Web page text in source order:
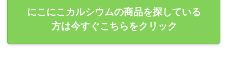
にこにこカルシウムの商品を探している
方は今すぐこちらをクリック